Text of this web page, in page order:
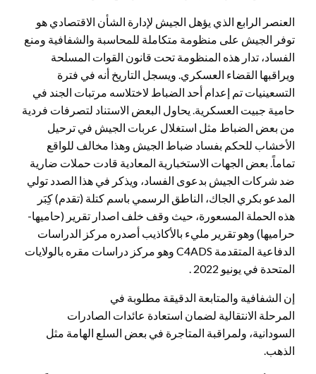
العنصر الرابع الذي يؤهل الجيش لإدارة الشأن الاقتصادي هو
توفر الجيش على منظومة متكاملة للمحاسبة والشفافية ومنع
الفساد، تدار هذه المنظومة تحت قانون القوات المسلحة
ويراقبها القضاء العسكري. ويسجل التاريخ أنه في فترة
التسعينيات تم إعدام أحد الضباط لاختلاسه مرتبات الجند في
حامية جبيت العسكرية. يحاول البعض الاستناد لتصرفات فردية
من بعض الضباط مثل استغلال عربات الجيش في ترحيل
الأخشاب للحكم بفساد ضباط الجيش وهذا مخالف للواقع
تماماً. بعض الجهات الاستخبارية المعادية قادت حملات ضارية
ضد شركات الجيش بدعوى الفساد، ويذكر في هذا الصدد تولي
المدعو بكري الجاك، الناطق الرسمي باسم كتلة (تقدم) كِبَر
هذه الحملة المسعورة، حيث وقف خلف اصدار تقرير (حاميها-
حراميها) وهو تقرير مليء بالأكاذيب أصدره مركز الدراسات
الدفاعية المتقدمة C4ADS وهو مركز دراسات مقره بالولايات
المتحدة في يونيو 2022 .
إن الشفافية والمتابعة الدقيقة مطلوبة في
المرحلة الانتقالية لضمان استعادة عائدات الصادرات
السودانية، ولمراقبة المتاجرة في بعض السلع الهامة مثل
الذهب.